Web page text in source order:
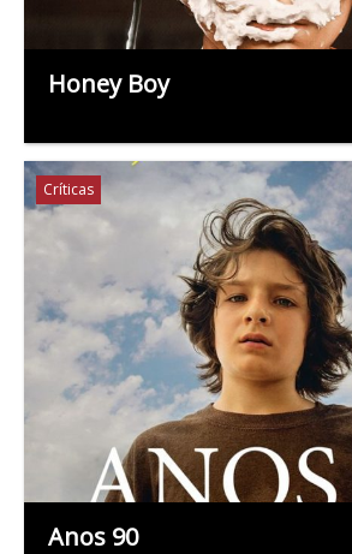
Honey Boy
Críticas
Anos 90